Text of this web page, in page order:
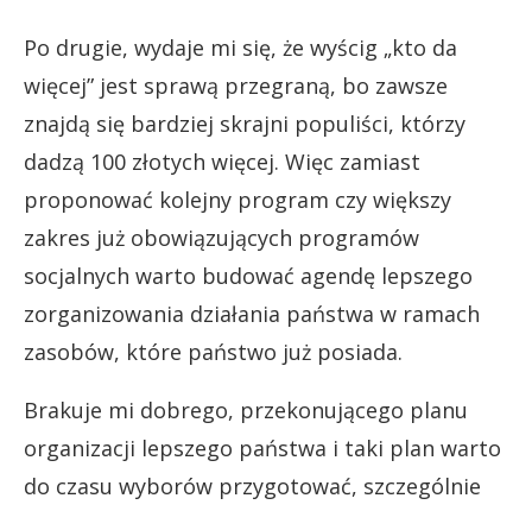
Po drugie, wydaje mi się, że wyścig „kto da
więcej” jest sprawą przegraną, bo zawsze
znajdą się bardziej skrajni populiści, którzy
dadzą 100 złotych więcej. Więc zamiast
proponować kolejny program czy większy
zakres już obowiązujących programów
socjalnych warto budować agendę lepszego
zorganizowania działania państwa w ramach
zasobów, które państwo już posiada.
Brakuje mi dobrego, przekonującego planu
organizacji lepszego państwa i taki plan warto
do czasu wyborów przygotować, szczególnie